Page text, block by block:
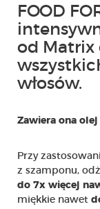
FOOD
od Matrix
włosów.
Zawiera ona
Przy
z szamponu,
do 7x więcej
miękkie nawet